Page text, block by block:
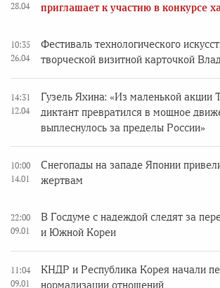
28.04
приглашает к участию в конкурсе
10:35
26.04
Фестиваль технологического
творческой визитной карточкой
14:31
12.04
Гузель Яхина: «Из маленькой акции
диктант превратился в мощное
выплеснулось за пределы России»
10:00
14.01
Снегопады на западе Японии
жертвам
22:00
09.01
В Госдуме с надеждой следят за
и Южной Кореи
11:04
09.01
КНДР и Республика Корея начали
нормализации отношений